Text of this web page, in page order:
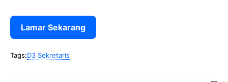
Lamar Sekarang
Tags:D3 Sekretaris